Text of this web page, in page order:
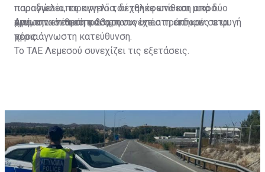
παραδώσει παραγγελία, δέχθηκε επίθεση από δύο
άγνωστα νεαρά πρόσωπα.
παραγγελία, το κινητό του τηλέφωνο και μικρό
χρηματικό ποσό, και στη συνέχεια τράπηκαν σε φυγή
προς άγνωστη κατεύθυνση.
Από την επίθεση ο 23χρονος υπέστη εκδορές στα
χέρια.
Το ΤΑΕ Λεμεσού συνεχίζει τις εξετάσεις.